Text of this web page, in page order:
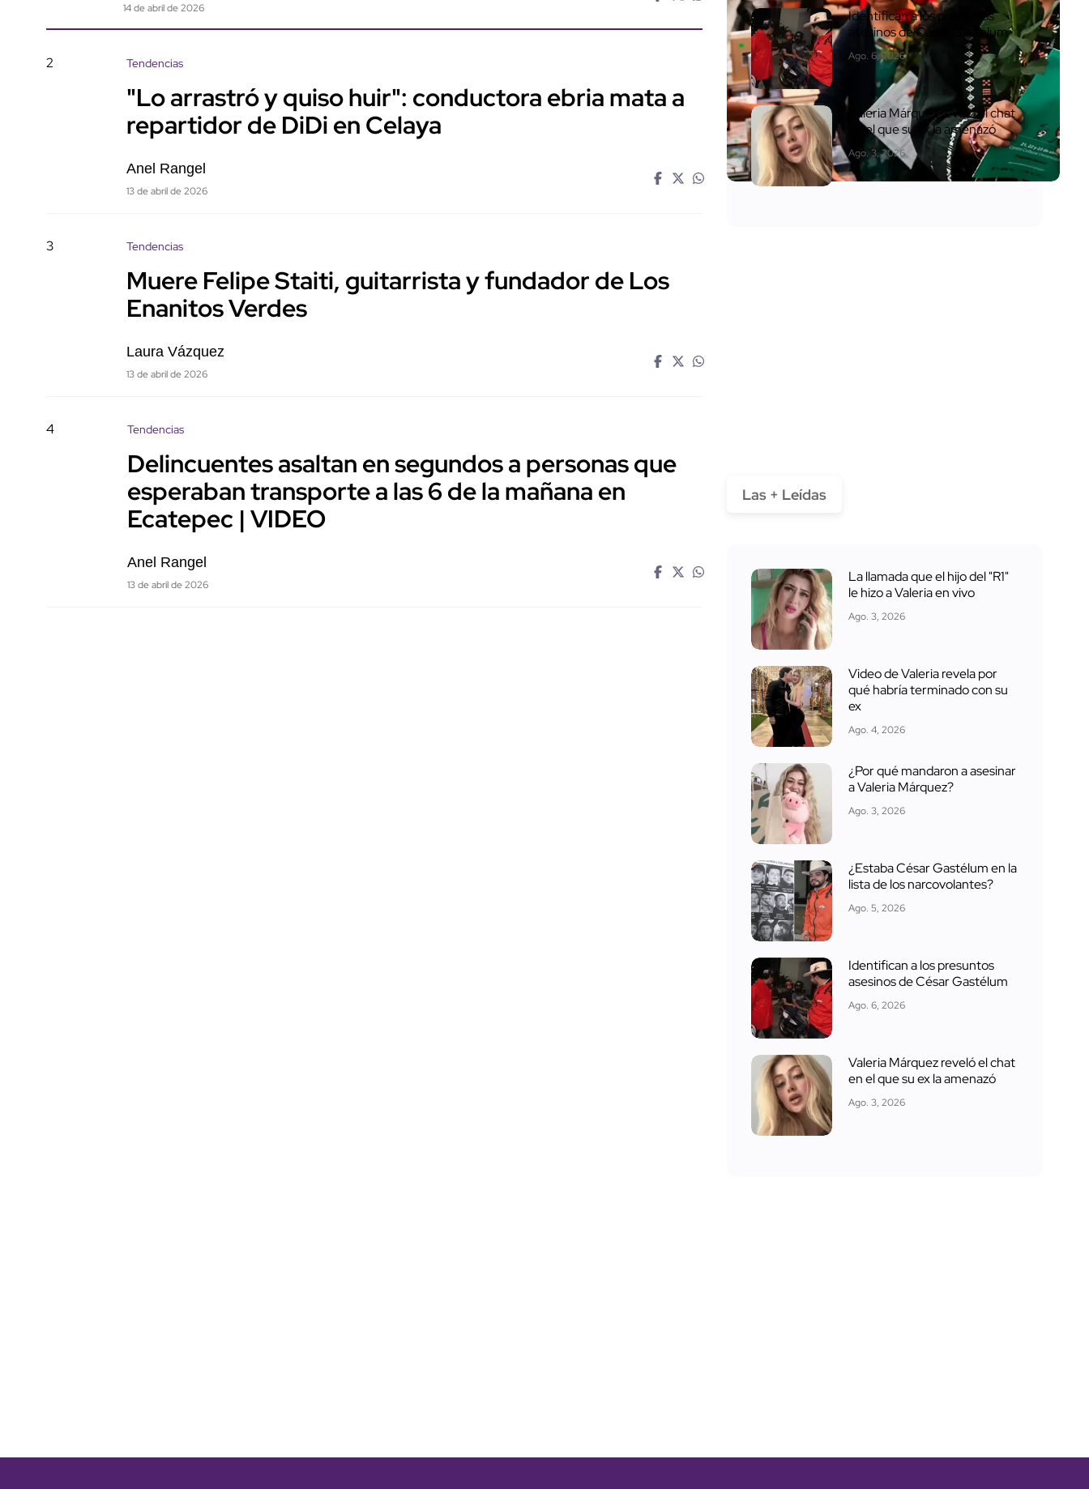
14 de abril de 2026
2 Tendencias
"Lo arrastró y quiso huir": conductora ebria mata a
repartidor de DiDi en Celaya
Anel Rangel
13 de abril de 2026
3 Tendencias
Muere Felipe Staiti, guitarrista y fundador de Los
Enanitos Verdes
Laura Vázquez
13 de abril de 2026
4 Tendencias
Delincuentes asaltan en segundos a personas que
esperaban transporte a las 6 de la mañana en
Ecatepec | VIDEO
Anel Rangel
13 de abril de 2026
Identifican a los presuntos
asesinos de César Gastélum
Ago. 6, 2026
Valeria Márquez reveló el chat
en el que su ex la amenazó
Ago. 3, 2026
Las + Leídas
La llamada que el hijo del "R1"
le hizo a Valeria en vivo
Ago. 3, 2026
Video de Valeria revela por
qué habría terminado con su
ex
Ago. 4, 2026
¿Por qué mandaron a asesinar
a Valeria Márquez?
Ago. 3, 2026
¿Estaba César Gastélum en la
lista de los narcovolantes?
Ago. 5, 2026
Identifican a los presuntos
asesinos de César Gastélum
Ago. 6, 2026
Valeria Márquez reveló el chat
en el que su ex la amenazó
Ago. 3, 2026